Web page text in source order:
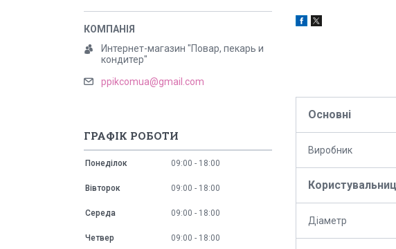
Основні
Виробник
Діаметр
Интернет-магазин "Повар, пекарь и
кондитер"
ppikcomua@gmail.com
ГРАФІК РОБОТИ
Понеділок 09:00 18:00
Вівторок 09:00 18:00
Середа 09:00 18:00
Четвер 09:00 18:00